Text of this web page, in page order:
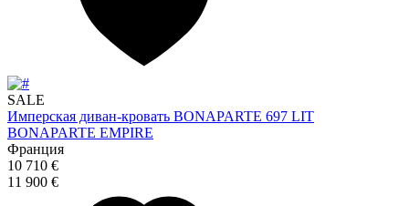
SALE
Имперская диван-кровать BONAPARTE 697 LIT
BONAPARTE EMPIRE
Франция
10 710 €
11 900 €